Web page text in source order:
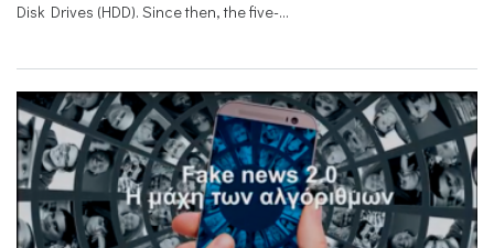
Disk Drives (HDD). Since then, the five-...